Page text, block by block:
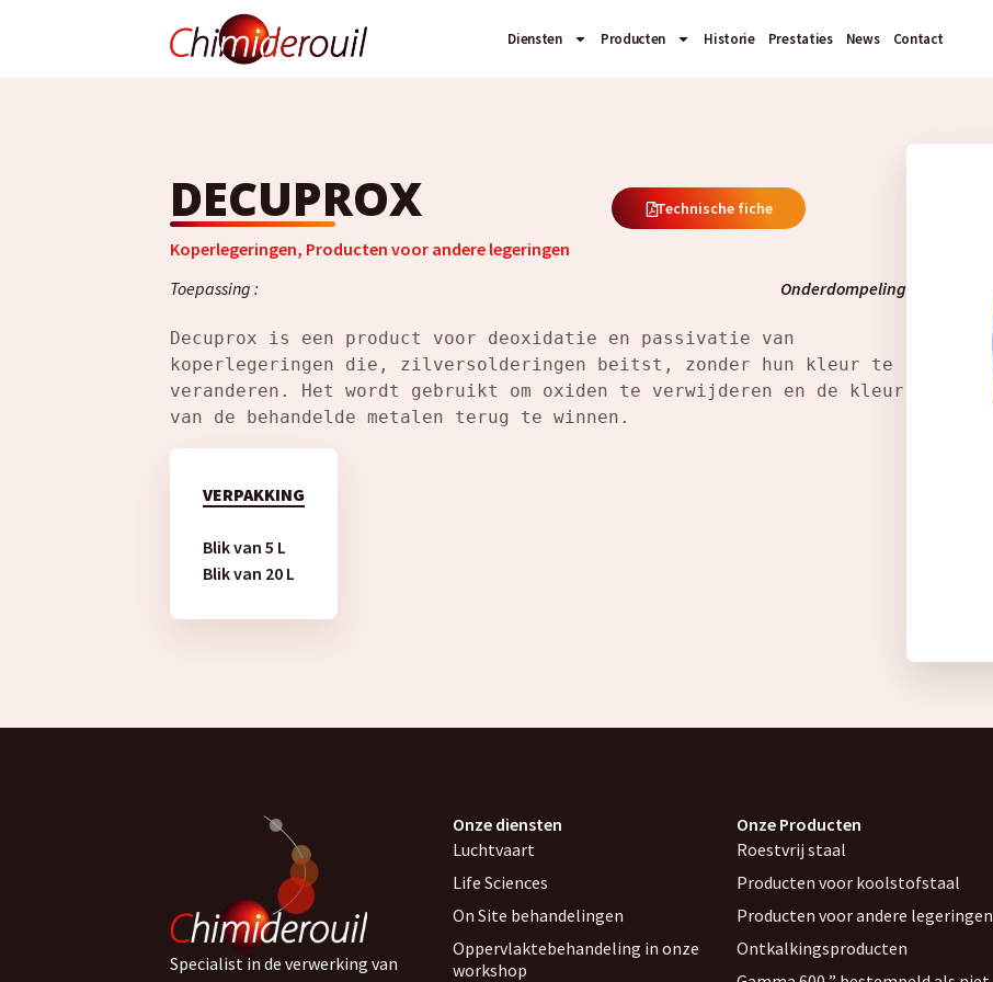
Diensten Producten Historie Prestaties News Contact
DECUPROX
Koperlegeringen, Producten voor andere legeringen
Technische fiche
Toepassing : Onderdompeling
Decuprox is een product voor deoxidatie en passivatie van
koperlegeringen die, zilversolderingen beitst, zonder hun kleur te
veranderen. Het wordt gebruikt om oxiden te verwijderen en de kleur
van de behandelde metalen terug te winnen.
VERPAKKING
Blik van 5 L
Blik van 20 L
Specialist in de verwerking van
Onze diensten
Luchtvaart
Life Sciences
On Site behandelingen
Oppervlaktebehandeling in onze
workshop
Onze Producten
Roestvrij staal
Producten voor koolstofstaal
Producten voor andere legeringen
Ontkalkingsproducten